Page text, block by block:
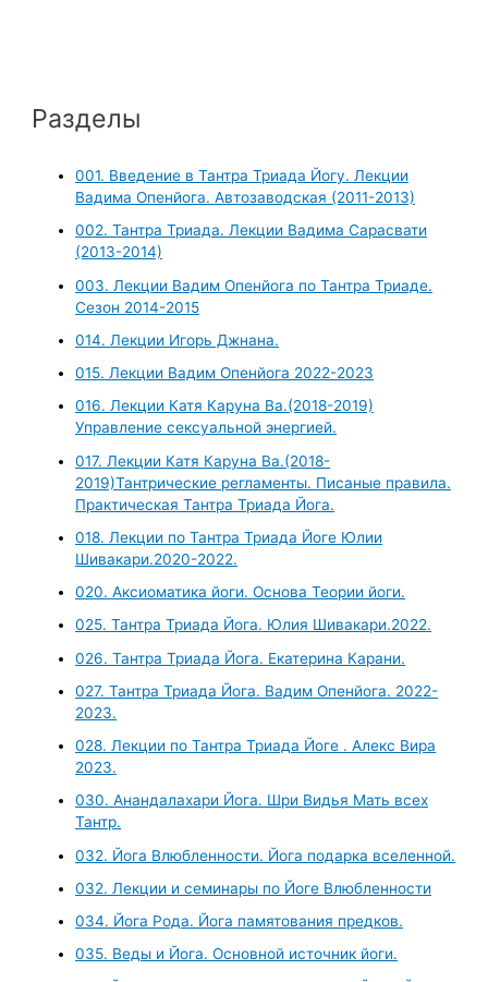
Разделы
001. Введение в Тантра Триада Йогу. Лекции
Вадима Опенйога. Автозаводская (2011-2013)
002. Тантра Триада. Лекции Вадима Сарасвати
(2013-2014)
003. Лекции Вадим Опенйога по Тантра Триаде.
Сезон 2014-2015
014. Лекции Игорь Джнана.
015. Лекции Вадим Опенйога 2022-2023
016. Лекции Катя Каруна Ва.(2018-2019)
Управление сексуальной энергией.
017. Лекции Катя Каруна Ва.(2018-
2019)Тантрические регламенты. Писаные правила.
Практическая Тантра Триада Йога.
018. Лекции по Тантра Триада Йоге Юлии
Шивакари.2020-2022.
020. Аксиоматика йоги. Основа Теории йоги.
025. Тантра Триада Йога. Юлия Шивакари.2022.
026. Тантра Триада Йога. Екатерина Карани.
027. Тантра Триада Йога. Вадим Опенйога. 2022-
2023.
028. Лекции по Тантра Триада Йоге . Алекс Вира
2023.
030. Анандалахари Йога. Шри Видья Мать всех
Тантр.
032. Йога Влюбленности. Йога подарка вселенной.
032. Лекции и семинары по Йоге Влюбленности
034. Йога Рода. Йога памятования предков.
035. Веды и Йога. Основной источник йоги.